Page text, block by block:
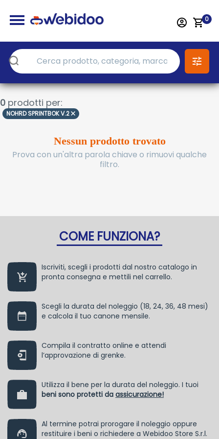
0
0 prodotti per:
NOHRD SPRINTBOK V.2
Nessun prodotto trovato
Prova con un'altra parola chiave o rimuovi qualche
filtro.
COME FUNZIONA?
Iscriviti, scegli i prodotti dal nostro catalogo in
pronta consegna e mettili nel carrello.
Scegli la durata del noleggio (18, 24, 36, 48 mesi)
e calcola il tuo canone mensile.
Compila il contratto online e attendi
l’approvazione di grenke.
Utilizza il bene per la durata del noleggio. I tuoi
beni sono protetti da assicurazione!
Al termine potrai prorogare il noleggio oppure
restituire i beni o richiedere a Webidoo Store S.r.l.